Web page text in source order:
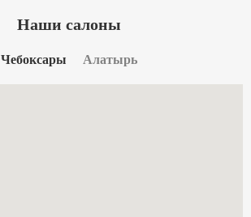
Наши салоны
Чебоксары Алатырь